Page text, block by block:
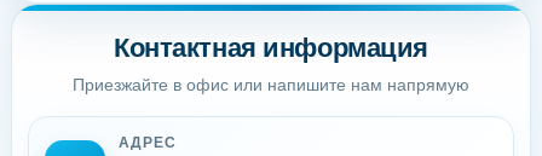
Контактная информация
Приезжайте в офис или напишите нам напрямую
АДРЕС